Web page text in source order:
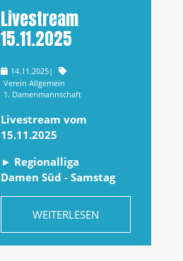
Livestream
15.11.2025
14.11.2025|
Verein Allgemein
1. Damenmannschaft
Livestream vom
15.11.2025
► Regionalliga
Damen Süd - Samstag
WEITERLESEN